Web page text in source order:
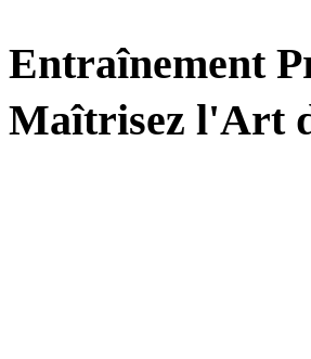
Entraînement
Maîtrisez l'Art